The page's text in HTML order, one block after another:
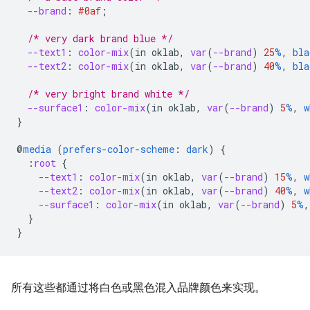
--brand : #0af ;
/* very dark brand blue */
--text1 : color-mix(in oklab, var(--brand) 25%,
--text2 : color-mix(in oklab, var(--brand) 40%,
/* very bright brand white */
--surface1 : color-mix(in oklab, var(--brand) 5%,
}
@media (prefers-color-scheme : dark)
{
: root {
--text1 : color-mix(in oklab, var(--brand) 15%,
--text2 : color-mix(in oklab, var(--brand) 40%,
--surface1 : color-mix(in oklab, var(--brand) 5%,
}
}
所有这些都通过将白色或黑色混入品牌颜色来实现。